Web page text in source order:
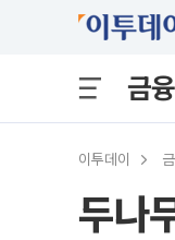
금융
이투데이
두나